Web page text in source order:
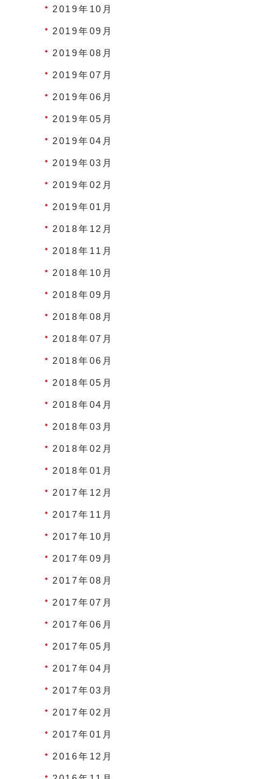
2019年10月
2019年09月
2019年08月
2019年07月
2019年06月
2019年05月
2019年04月
2019年03月
2019年02月
2019年01月
2018年12月
2018年11月
2018年10月
2018年09月
2018年08月
2018年07月
2018年06月
2018年05月
2018年04月
2018年03月
2018年02月
2018年01月
2017年12月
2017年11月
2017年10月
2017年09月
2017年08月
2017年07月
2017年06月
2017年05月
2017年04月
2017年03月
2017年02月
2017年01月
2016年12月